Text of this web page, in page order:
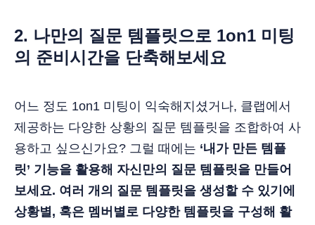
2. 나만의 질문 템플릿으로 1on1 미팅
의 준비시간을 단축해보세요
어느 정도 1on1 미팅이 익숙해지셨거나, 클랩에서
제공하는 다양한 상황의 질문 템플릿을 조합하여 사
용하고 싶으신가요? 그럴 때에는 ‘내가 만든 템플
릿’ 기능을 활용해 자신만의 질문 템플릿을 만들어
보세요. 여러 개의 질문 템플릿을 생성할 수 있기에
상황별, 혹은 멤버별로 다양한 템플릿을 구성해 활